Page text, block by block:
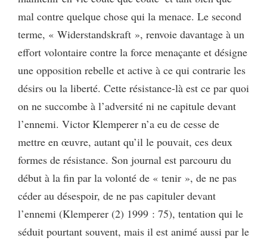
mal contre quelque chose qui la menace. Le second
terme, « Widerstandskraft », renvoie davantage à un
effort volontaire contre la force menaçante et désigne
une opposition rebelle et active à ce qui contrarie les
désirs ou la liberté. Cette résistance-là est ce par quoi
on ne succombe à l’adversité ni ne capitule devant
l’ennemi. Victor Klemperer n’a eu de cesse de
mettre en œuvre, autant qu’il le pouvait, ces deux
formes de résistance. Son journal est parcouru du
début à la fin par la volonté de « tenir », de ne pas
céder au désespoir, de ne pas capituler devant
l’ennemi (Klemperer (2) 1999 : 75), tentation qui le
séduit pourtant souvent, mais il est animé aussi par le